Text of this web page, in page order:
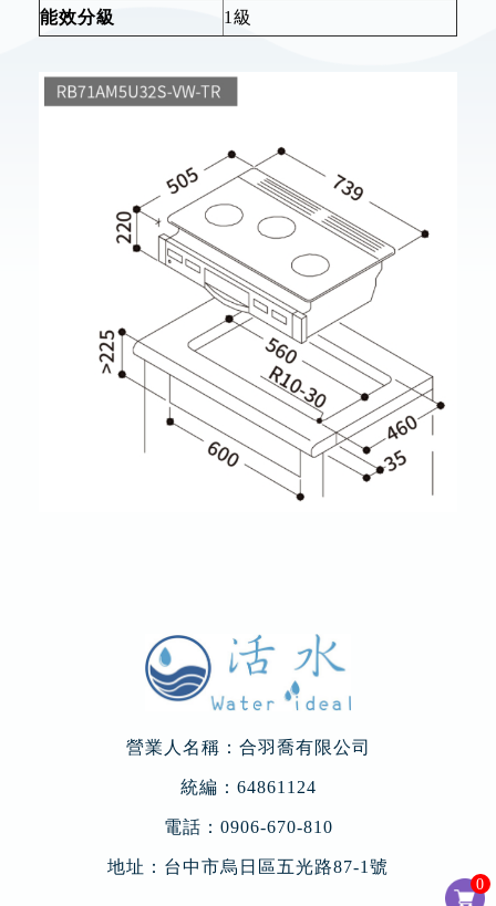
0
能效分級
1級
營業人名稱：合羽喬有限公司
統編：64861124
電話： 0906-670-810
地址： 台中市烏日區五光路87-1號